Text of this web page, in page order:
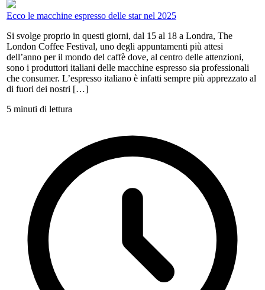
Ecco le macchine espresso delle star nel 2025
Si svolge proprio in questi giorni, dal 15 al 18 a Londra, The
London Coffee Festival, uno degli appuntamenti più attesi
dell’anno per il mondo del caffè dove, al centro delle attenzioni,
sono i produttori italiani delle macchine espresso sia professionali
che consumer. L’espresso italiano è infatti sempre più apprezzato al
di fuori dei nostri […]
5 minuti di lettura